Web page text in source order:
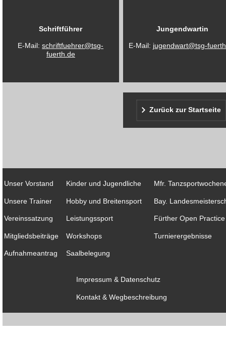
Unser Vorstand
Unsere Trainer
Vereinssatzung
Mitgliedsbeiträge
Aufnahmeantrag
Kinder und Jugendliche
Hobby und Breitensport
Leistungssport
Workshops
Saalbelegung
Mfr.
Bay.
Fürther Open Practice
Turnierergebnisse
Impressum & Datenschutz
Kontakt & Wegbeschreibung
Schriftführer
E-Mail: schriftfuehrer@tsg-
fuerth.de
Jungendwartin
E-Mail: jugendwart@tsg-
Zurück zur Startseite